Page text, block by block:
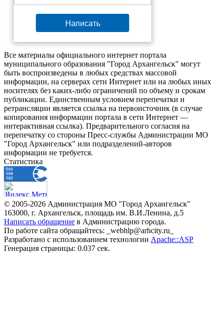
Написать
Все материалы официального интернет портала
муниципального образования "Город Архангельск" могут
быть воспроизведены в любых средствах массовой
информации, на серверах сети Интернет или на любых иных
носителях без каких-либо ограничений по объему и срокам
публикации. Единственным условием перепечатки и
ретрансляции является ссылка на первоисточник (в случае
копирования информации портала в сети Интернет —
интерактивная ссылка). Предварительного согласия на
перепечатку со стороны Пресс-службы Администрации МО
"Город Архангельск" или подразделений-авторов
информации не требуется.
Статистика
© 2005-2026 Администрация МО "Город Архангельск"
163000, г. Архангельск, площадь им. В.И.Ленина, д.5
Написать обращение в Администрацию города.
По работе сайта обращайтесь: _webhlp@arhcity.ru_
Разработано с использованием технологии Apache::ASP
Генерация страницы: 0.037 сек.